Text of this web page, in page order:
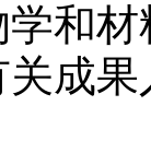
和
成